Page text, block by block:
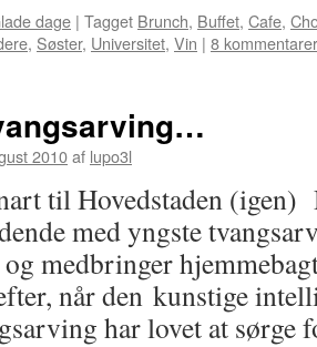
dage | Tagget Brunch, Buffet, Cafe,
, Søster, Universitet, Vin | 8 kommentarer
2010af lupo3l
til Hovedstaden (igen)
med yngste
medbringer
når den kunstige
har lovet at